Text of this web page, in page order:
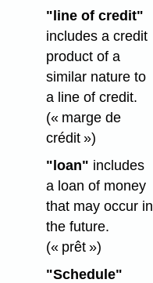
"line of credit"
includes a credit
product of a
similar nature to
a line of credit.
(« marge de
crédit »)
"loan" includes
a loan of money
that may occur in
the future.
(« prêt »)
"Schedule"